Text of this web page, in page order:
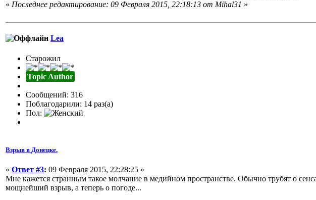
« Последнее редактирование: 09 Февраля 2015, 22:18:13 от Mihal31 »
Lea
Старожил
Topic Author
Сообщений: 316
Поблагодарили: 14 раз(а)
Пол:
Взрыв в Донецке.
« Ответ #3: 09 Февраля 2015, 22:28:25 »
Мне кажется странным такое молчание в медийном пространстве. Обычно трубят о
мощнейший взрыв, а теперь о погоде...